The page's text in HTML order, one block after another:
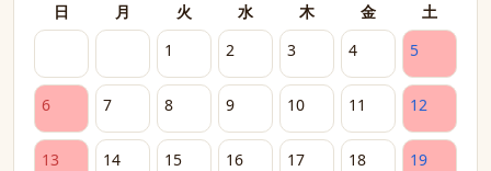
日 月 火 水 木 金
土
1
2 3 4 5
6 7 8 9 10 11 12
13 14 15 16 17 18 19